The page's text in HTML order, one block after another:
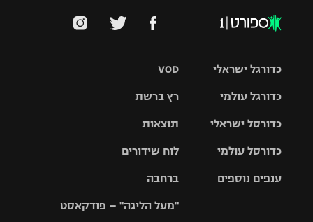
VOD
רץ ברשת
תוצאות
לוח שידורים
ברחבה
"מעל הליגה" – פודקאסט
כדורגל ישראלי
גביע הטוטו
כדורגל עולמי
האלופות
ליגה
כדורסל ישראלי
סל
כדורסל עולמי
ענפים נוספים